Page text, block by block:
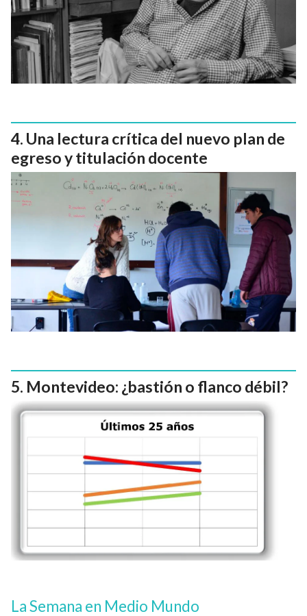
Una lectura crítica del nuevo plan de
egreso y titulación docente
Montevideo: ¿bastión o flanco débil?
La Semana en Medio Mundo